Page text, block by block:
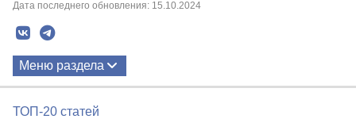
Дата последнего обновления: 15.10.2024
Меню раздела
ТОП-20 статей